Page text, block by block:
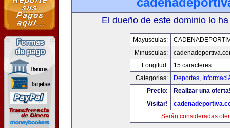
El dueño de este dominio lo
Mayusculas:
Minusculas:
Longitud:
15 caracteres
Categorias:
Deportes,
Precio:
Realizar una
Visitar!
Serán consideradas